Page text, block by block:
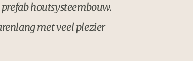
houtsysteembouw.
met veel plezier